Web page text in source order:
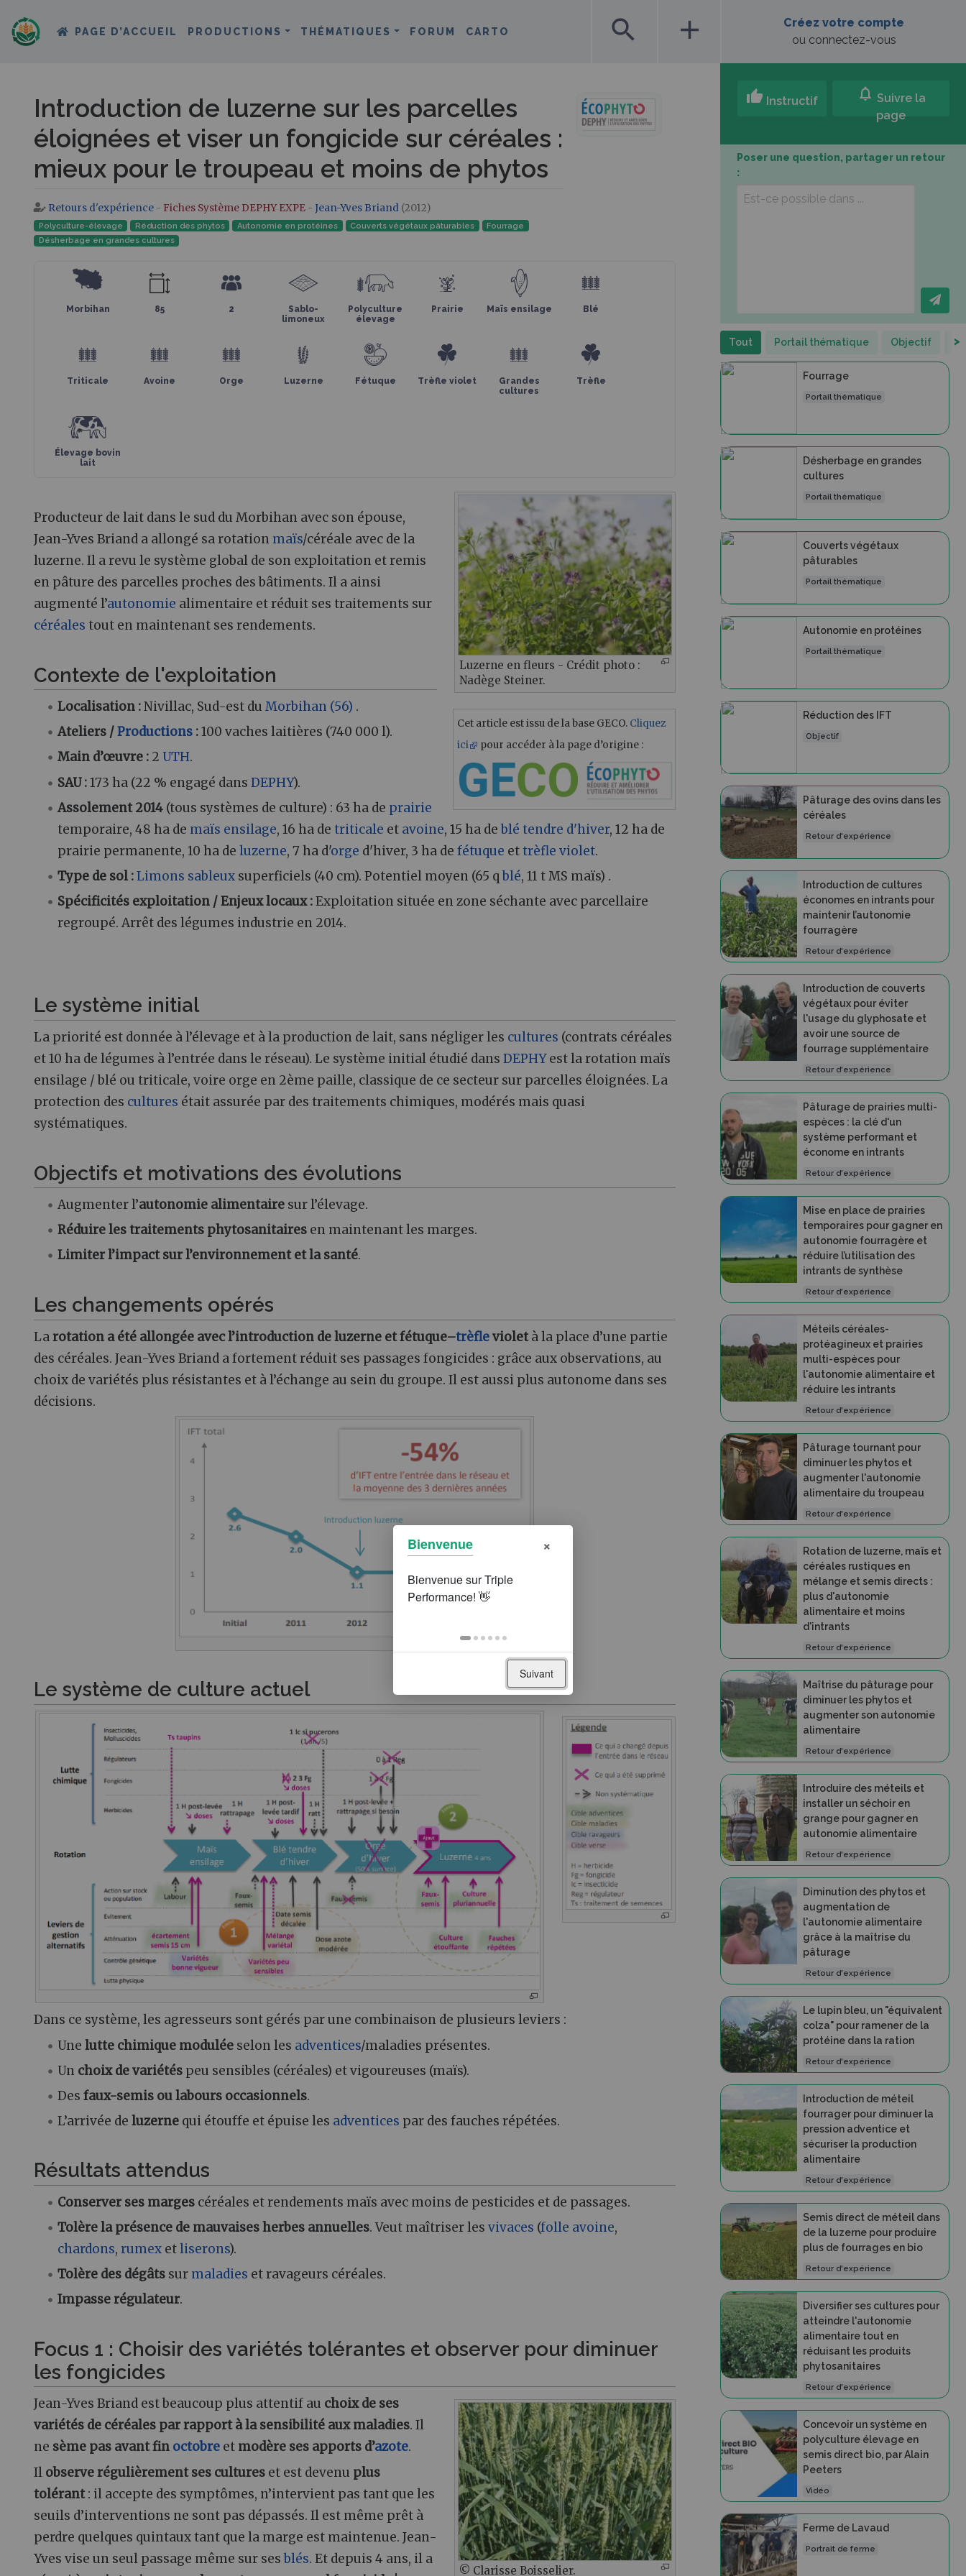
PAGE D’ACCUEIL PRODUCTIONS THÉMATIQUES FORUM CARTO search add
Créez votre compte
ou connectez-vous
Introduction de luzerne sur les parcelles
éloignées et viser un fongicide sur céréales :
mieux pour le troupeau et moins de phytos
Aller à :navigation,rechercher
Retours d'expérience - Fiches Système DEPHY EXPE - Jean-Yves Briand (2012)
Polyculture-élevage Réduction des phytos Autonomie en protéines Couverts végétaux pâturables
Fourrage
Désherbage en grandes cultures
Morbihan 85 2
Sablo-
limoneux
Polyculture
élevage
Prairie Maïs ensilage Blé
Triticale Avoine Orge Luzerne Fétuque Trèfle violet
Grandes
cultures
Trèfle
Élevage bovin
lait
Luzerne en fleurs - Crédit photo :
Nadège Steiner.
Cet article est issu de la base GECO. Cliquez
ici
pour accéder à la page d’origine :
Producteur de lait dans le sud du Morbihan avec son épouse,
Jean-Yves Briand a allongé sa rotation maïs/céréale avec de la
luzerne. Il a revu le système global de son exploitation et remis
en pâture des parcelles proches des bâtiments. Il a ainsi
augmenté l’autonomie alimentaire et réduit ses traitements sur
céréales tout en maintenant ses rendements.
Contexte de l'exploitation
Localisation :Nivillac, Sud-est duMorbihan (56) .
Ateliers /Productions :100 vaches laitières (740 000 l).
Main d’œuvre : 2 UTH.
SAU :173 ha (22 % engagé dansDEPHY).
Assolement 2014 (tous systèmes de culture) : 63 ha de prairie
temporaire, 48 ha de maïs ensilage, 16 ha de triticale et avoine, 15 ha deblé tendre d'hiver, 12 ha de
prairie permanente, 10 ha deluzerne, 7 ha d'orge d'hiver, 3 ha defétuque et trèfle violet.
Type de sol :Limons sableux superficiels (40 cm). Potentiel moyen (65 qblé, 11 t MS maïs) .
Spécificités exploitation / Enjeux locaux :Exploitation située en zone séchante avec parcellaire
regroupé. Arrêt des légumes industrie en 2014.
Le système initial
La priorité est donnée à l’élevage et à la production de lait, sans négliger les cultures (contrats céréales
et 10 ha de légumes à l’entrée dans le réseau). Le système initial étudié dans DEPHYest la rotation maïs
ensilage / blé ou triticale, voire orge en 2ème paille, classique de ce secteur sur parcelles éloignées. La
protection des cultures était assurée par des traitements chimiques, modérés mais quasi
systématiques.
Objectifs et motivations des évolutions
Augmenter l’autonomie alimentaire sur l’élevage.
Réduire les traitements phytosanitaires en maintenant les marges.
Limiter l’impact sur l’environnement et la santé.
Les changements opérés
Larotation a été allongée avec l’introduction de luzerne et fétuque–trèflevioletà la place d’une partie
des céréales. Jean-Yves Briand a fortement réduit ses passages fongicides : grâce aux observations, au
choix de variétés plus résistantes et à l’échange au sein du groupe. Il est aussi plus autonome dans ses
décisions.
Le système de culture actuel
Dans ce système, les agresseurs sont gérés par une combinaison de plusieurs leviers :
Unelutte chimique modulée selon les adventices/maladies présentes.
Un choix de variétés peu sensibles (céréales) et vigoureuses (maïs).
Desfaux-semis ou labours occasionnels.
L’arrivée deluzerne qui étouffe et épuise les adventices par des fauches répétées.
Résultats attendus
Conserver ses marges céréales et rendements maïs avec moins de pesticides et de passages.
Tolère la présence de mauvaises herbes annuelles. Veut maîtriser lesvivaces (folle avoine,
chardons,rumex etliserons).
Tolère des dégâts sur maladies et ravageurs céréales.
Impasse régulateur.
Focus 1 : Choisir des variétés tolérantes et observer pour diminuer
les fongicides
© Clarisse Boisselier.
Jean-Yves Briand est beaucoup plus attentif au choix de ses
variétés de céréales par rapport à la sensibilité aux maladies. Il
ne sème pas avant fin octobre et modère ses apports d’azote.
Il observe régulièrement ses cultures et est devenu plus
tolérant: il accepte des symptômes, n’intervient pas tant que les
seuils d’interventions ne sont pas dépassés. Il est même prêt à
perdre quelques quintaux tant que la marge est maintenue. Jean-
Yves vise un seul passage même sur sesblés. Et depuis 4 ans, il a
thumb_up Instructif notifications Suivre la
page
Poser une question, partager un retour
:
Tout Portail thématique Objectif >
Fourrage
Portail thématique
Désherbage en grandes
cultures
Portail thématique
Couverts végétaux
pâturables
Portail thématique
Autonomie en protéines
Portail thématique
Réduction des IFT
Objectif
Pâturage des ovins dans les
céréales
Retour d'expérience
Introduction de cultures
économes en intrants pour
maintenir l’autonomie
fourragère
Retour d'expérience
Introduction de couverts
végétaux pour éviter
l'usage du glyphosate et
avoir une source de
fourrage supplémentaire
Retour d'expérience
Pâturage de prairies multi-
espèces : la clé d'un
système performant et
économe en intrants
Retour d'expérience
Mise en place de prairies
temporaires pour gagner en
autonomie fourragère et
réduire l’utilisation des
intrants de synthèse
Retour d'expérience
Méteils céréales-
protéagineux et prairies
multi-espèces pour
l'autonomie alimentaire et
réduire les intrants
Retour d'expérience
Pâturage tournant pour
diminuer les phytos et
augmenter l'autonomie
alimentaire du troupeau
Retour d'expérience
Rotation de luzerne, maïs et
céréales rustiques en
mélange et semis directs :
plus d'autonomie
alimentaire et moins
d'intrants
Retour d'expérience
Maîtrise du pâturage pour
diminuer les phytos et
augmenter son autonomie
alimentaire
Retour d'expérience
Introduire des méteils et
installer un séchoir en
grange pour gagner en
autonomie alimentaire
Retour d'expérience
Diminution des phytos et
augmentation de
l'autonomie alimentaire
grâce à la maîtrise du
pâturage
Retour d'expérience
Le lupin bleu, un "équivalent
colza" pour ramener de la
protéine dans la ration
Retour d'expérience
Introduction de méteil
fourrager pour diminuer la
pression adventice et
sécuriser la production
alimentaire
Retour d'expérience
Semis direct de méteil dans
de la luzerne pour produire
plus de fourrages en bio
Retour d'expérience
Diversifier ses cultures pour
atteindre l'autonomie
alimentaire tout en
réduisant les produits
phytosanitaires
Retour d'expérience
Concevoir un système en
polyculture élevage en
semis direct bio, par Alain
Peeters
Vidéo
Ferme de Lavaud
Portrait de ferme
Bienvenue ×
Suivant